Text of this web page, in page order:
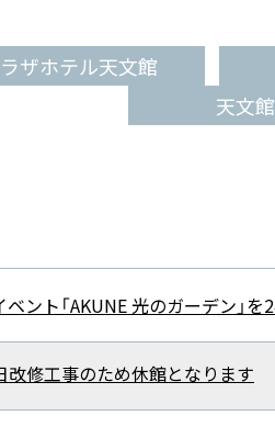
ザホテル天文館
天文
ント「AKUNE 光のガーデン」
修工事のため休館となります